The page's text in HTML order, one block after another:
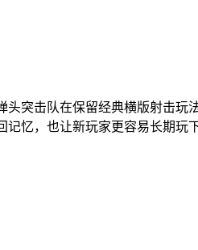
突击队在保留经典横版射击
忆，也让新玩家更容易长期玩下